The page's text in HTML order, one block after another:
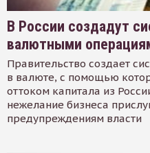
В России создадут
валютными
Правительство создает
в валюте, с помощью
оттоком капитала из
нежелание бизнеса
предупреждениям власти